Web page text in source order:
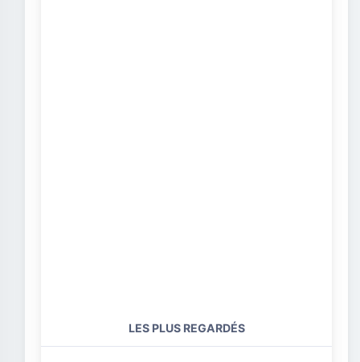
LES PLUS REGARDÉS